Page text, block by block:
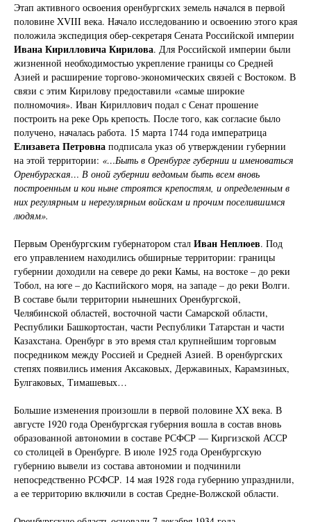
Этап активного освоения оренбургских земель начался в первой
половине XVIII века. Начало исследованию и освоению этого края
положила экспедиция обер-секретаря Сената Российской империи
Ивана Кирилловича Кирилова. Для Российской империи были
жизненной необходимостью укрепление границы со Средней
Азией и расширение торгово-экономических связей с Востоком. В
связи с этим Кирилову предоставили «самые широкие
полномочия». Иван Кириллович подал с Сенат прошение
построить на реке Орь крепость. После того, как согласие было
получено, началась работа. 15 марта 1744 года императрица
Елизавета Петровна подписала указ об утверждении губернии
на этой территории: «…Быть в Оренбурге губернии и именоваться
Оренбургская… В оной губернии ведомым быть всем вновь
построенным и кои ныне строятся крепостям, и определенным в
них регулярным и нерегулярным войскам и прочим поселившимся
людям».
Первым Оренбургским губернатором стал Иван Неплюев. Под
его управлением находились обширные территории: границы
губернии доходили на севере до реки Камы, на востоке – до реки
Тобол, на юге – до Каспийского моря, на западе – до реки Волги.
В составе были территории нынешних Оренбургской,
Челябинской областей, восточной части Самарской области,
Республики Башкортостан, части Республики Татарстан и части
Казахстана. Оренбург в это время стал крупнейшим торговым
посредником между Россией и Средней Азией. В оренбургских
степях появились имения Аксаковых, Державиных, Карамзиных,
Булгаковых, Тимашевых…
Большие изменения произошли в первой половине XX века. В
августе 1920 года Оренбургская губерния вошла в состав вновь
образованной автономии в составе РСФСР — Киргизской АССР
со столицей в Оренбурге. В июле 1925 года Оренбургскую
губернию вывели из состава автономии и подчинили
непосредственно РСФСР. 14 мая 1928 года губернию упразднили,
а ее территорию включили в состав Средне-Волжской области.